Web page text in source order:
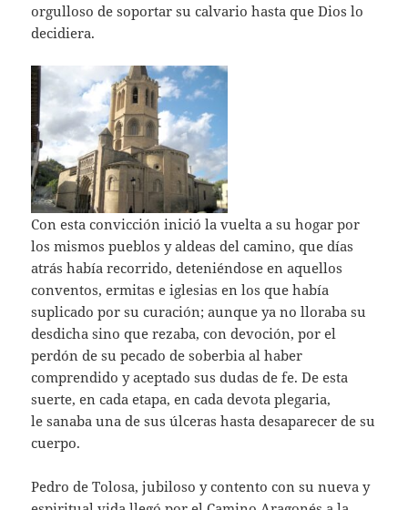
orgulloso de soportar su calvario hasta que Dios lo
decidiera.
Con esta convicción inició la vuelta a su hogar por
los mismos pueblos y aldeas del camino, que días
atrás había recorrido, deteniéndose en aquellos
conventos, ermitas e iglesias en los que había
suplicado por su curación; aunque ya no lloraba su
desdicha sino que rezaba, con devoción, por el
perdón de su pecado de soberbia al haber
comprendido y aceptado sus dudas de fe. De esta
suerte, en cada etapa, en cada devota plegaria,
le sanaba una de sus úlceras hasta desaparecer de su
cuerpo.
Pedro de Tolosa, jubiloso y contento con su nueva y